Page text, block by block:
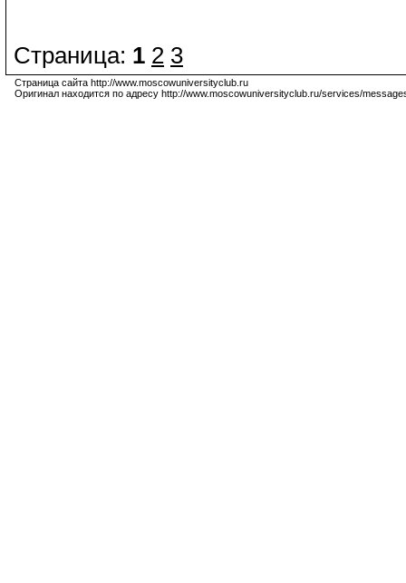
Страница: 1 2 3
Страница сайта http://www.moscowuniversityclub.ru
Оригинал находится по адресу http://www.moscowuniversityclub.ru/services/